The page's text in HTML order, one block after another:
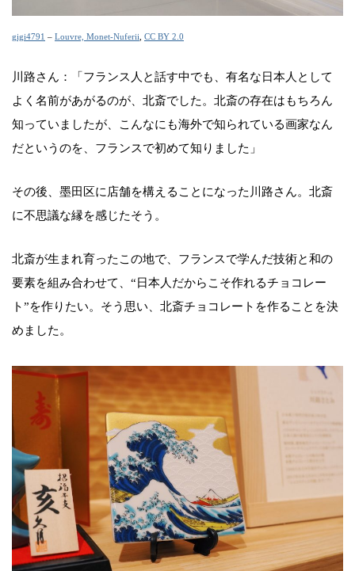
gigi4791 – Louvre, Monet-Nuferii CC BY 2.0
川路さん：「フランス人と話す中でも、有名な日本人として
よく名前があがるのが、北斎でした。北斎の存在はもちろん
知っていましたが、こんなにも海外で知られている画家なん
だというのを、フランスで初めて知りました」
その後、墨田区に店舗を構えることになった川路さん。北斎
に不思議な縁を感じたそう。
北斎が生まれ育ったこの地で、フランスで学んだ技術と和の
要素を組み合わせて、“日本人だからこそ作れるチョコレー
ト”を作りたい。そう思い、北斎チョコレートを作ることを決
めました。